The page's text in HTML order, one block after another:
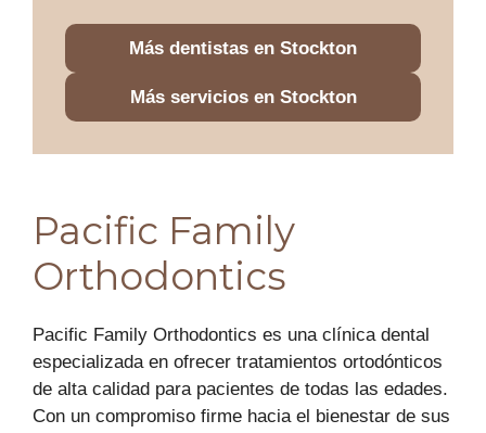
Más dentistas en Stockton
Más servicios en Stockton
Pacific Family
Orthodontics
Pacific Family Orthodontics es una clínica dental
especializada en ofrecer tratamientos ortodónticos
de alta calidad para pacientes de todas las edades.
Con un compromiso firme hacia el bienestar de sus